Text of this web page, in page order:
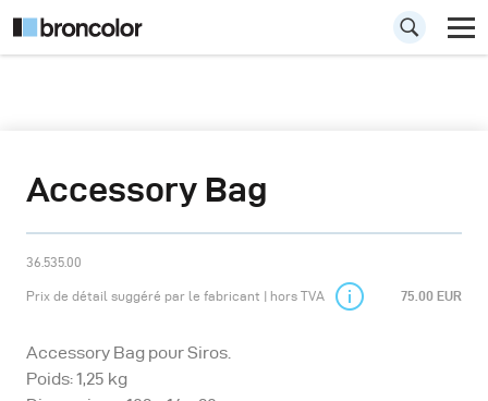
Accessory Bag
36.535.00
Prix de détail suggéré par le fabricant | hors TVA 75.00 EUR
Accessory Bag pour Siros.
Poids: 1,25 kg